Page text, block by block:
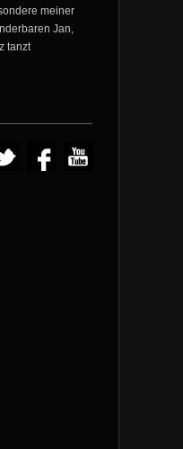
meiner
Jan,
tanzt